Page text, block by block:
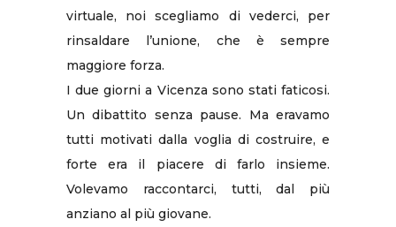
virtuale, noi scegliamo di vederci, per
rinsaldare l’unione, che è sempre
maggiore forza.
I due giorni a Vicenza sono stati faticosi.
Un dibattito senza pause. Ma eravamo
tutti motivati dalla voglia di costruire, e
forte era il piacere di farlo insieme.
Volevamo raccontarci, tutti, dal più
anziano al più giovane.